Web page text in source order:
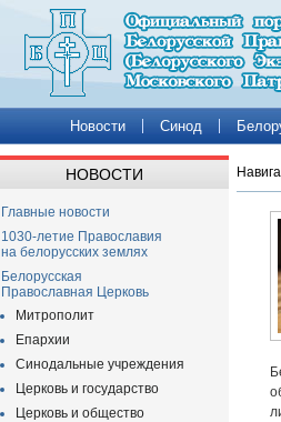
Новости Синод
НОВОСТИ
Главные новости
1030-летие Православия
на белорусских землях
Белорусская
Православная Церковь
Митрополит
Епархии
Синодальные учреждения
Церковь и государство
Церковь и общество